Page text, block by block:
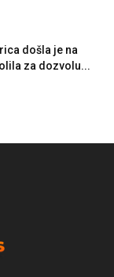
došla je na
za dozvolu...